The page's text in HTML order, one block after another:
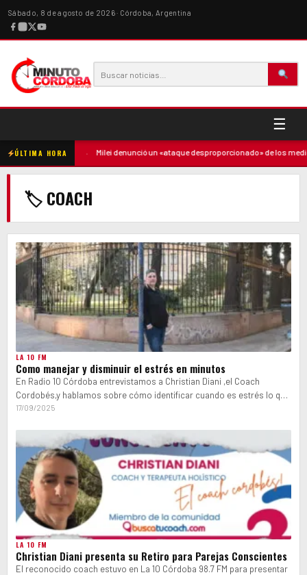
Sábado, 8 de agosto de 2026 · Córdoba, Argentina
☰
ÚLTIMA HORA
la madre Milei denunció un «ataque desproporcionado» de los
🏷 COACH
LA 10 FM
Como manejar y disminuir el estrés en minutos
En Radio 10 Córdoba entrevistamos a Christian Diani ,el Coach
Cordobés,y hablamos sobre cómo identificar cuando es estrés lo que
nos afecta…
17/09/2025
LA 10 FM
Christian Diani presenta su Retiro para Parejas Conscientes
El reconocido coach estuvo en La 10 Córdoba 98.7 FM para presentar